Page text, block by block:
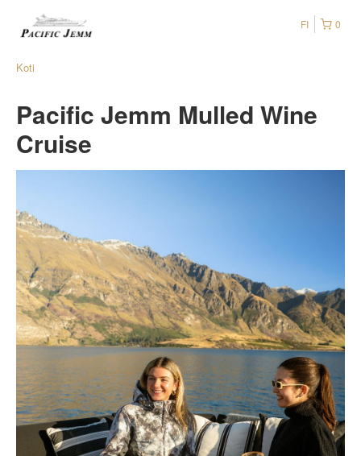
0
FI
Koti
Pacific Jemm Mulled Wine
Cruise